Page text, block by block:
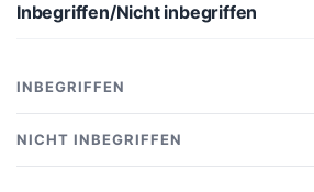
Inbegriffen/Nicht inbegriffen
INBEGRIFFEN
Komplette Kitesurf-Ausrüstung (Kite,
Auf Ihr Niveau abgestimmte Ausrüstung
NICHT INBEGRIFFEN